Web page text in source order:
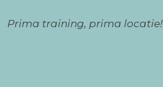
Prima training, prima locatie!